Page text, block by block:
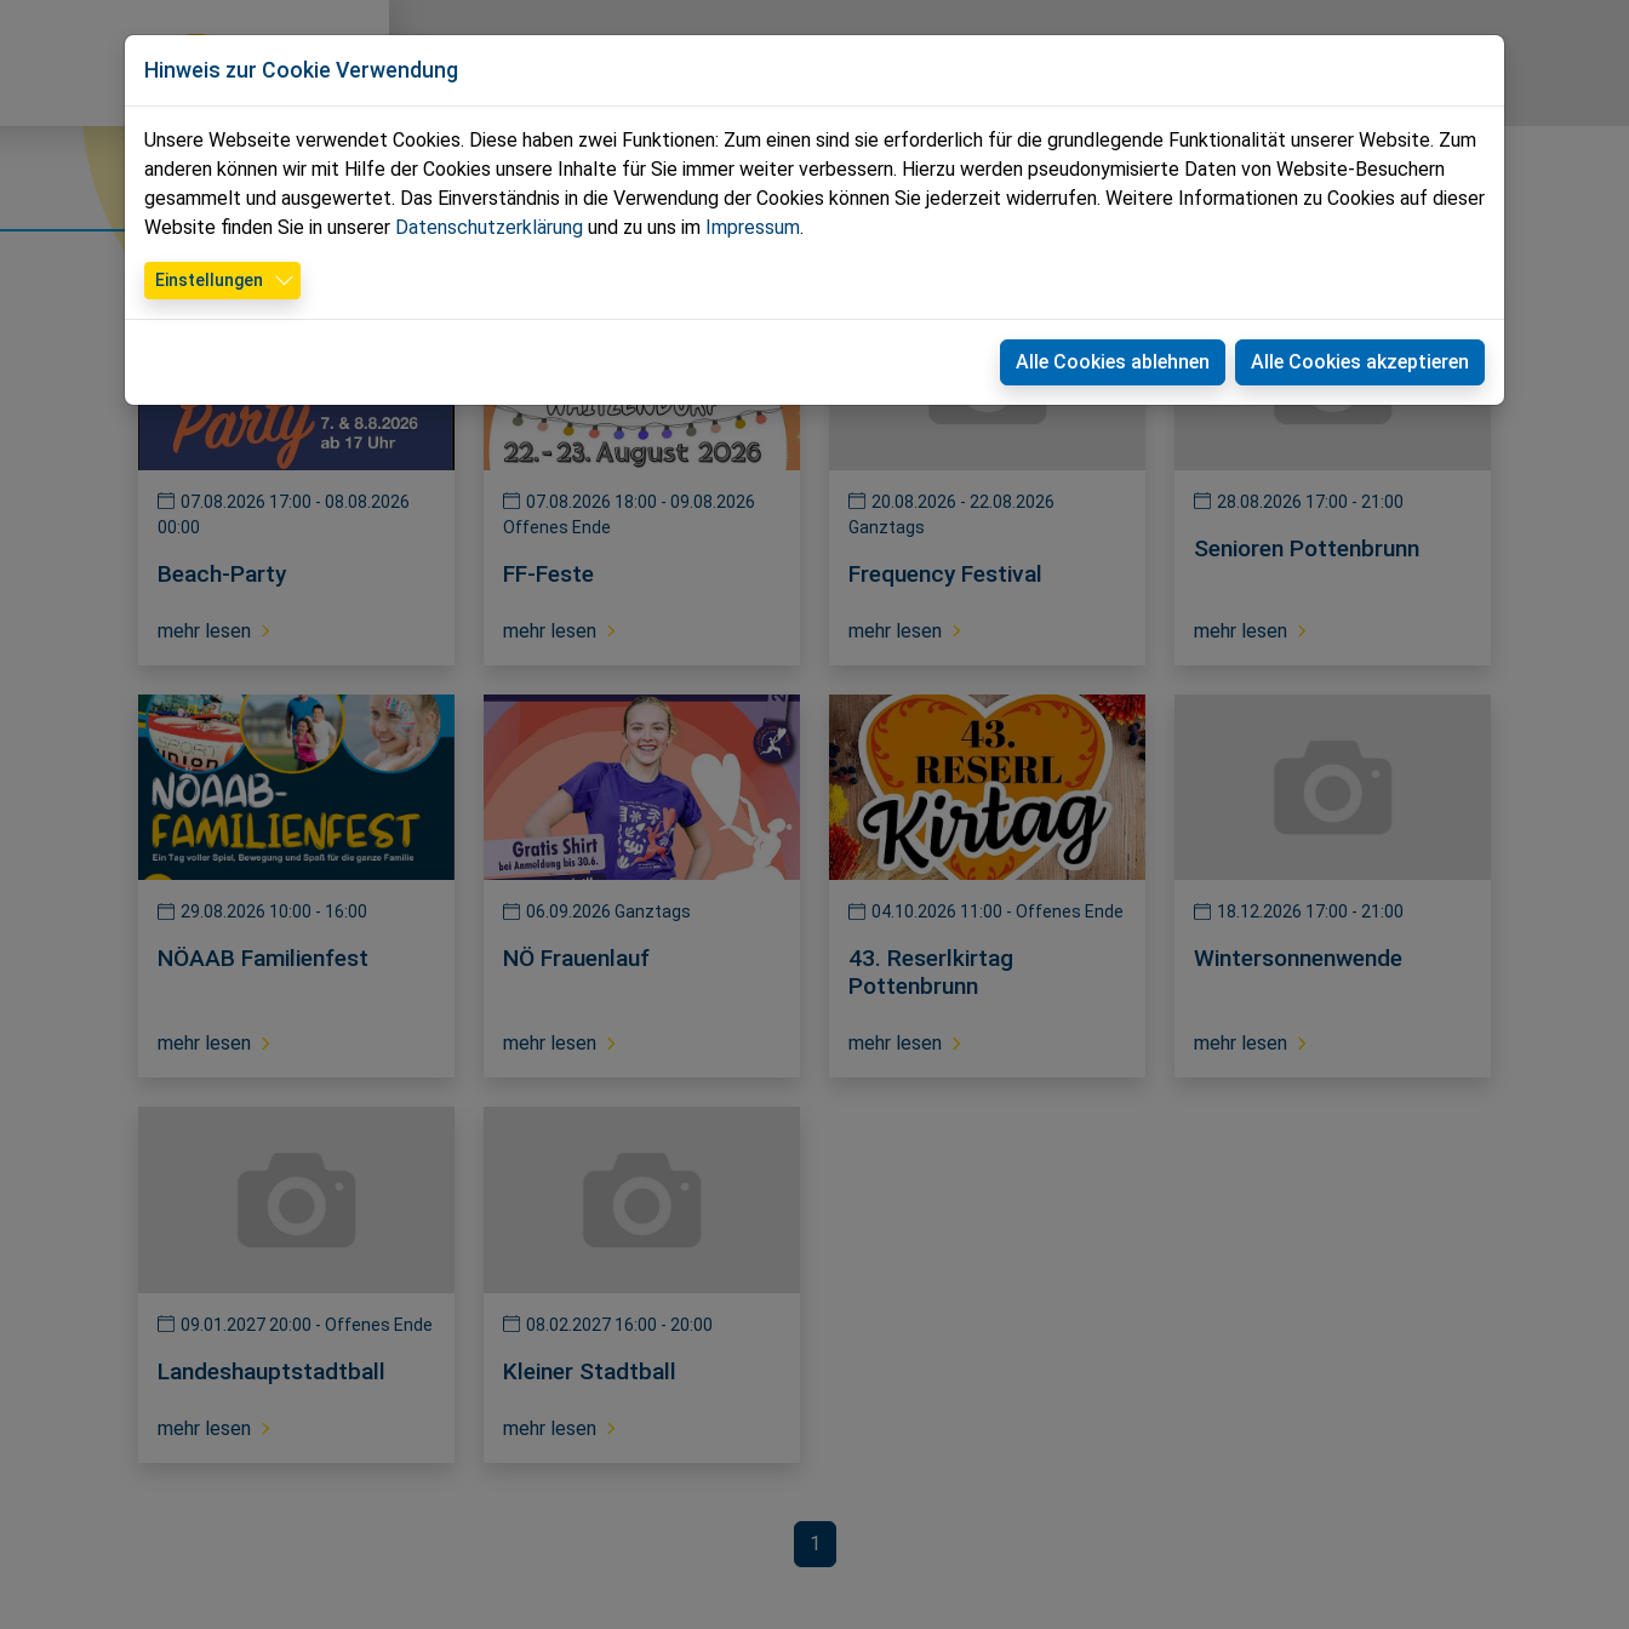
News
Termine
07.08.2026 17:00 - 08.08.2026
00:00
Beach-Party
mehr lesen
07.08.2026 18:00 - 09.08.2026
Offenes Ende
FF-Feste
mehr lesen
20.08.2026 - 22.08.2026
Ganztags
Frequency Festival
mehr lesen
28.08.2026 17:00 - 21:00
Senioren Pottenbrunn
mehr lesen
29.08.2026 10:00 - 16:00
NÖAAB Familienfest
mehr lesen
06.09.2026 Ganztags
NÖ Frauenlauf
mehr lesen
04.10.2026 11:00 - Offenes Ende
43. Reserlkirtag
Pottenbrunn
mehr lesen
18.12.2026 17:00 - 21:00
Wintersonnenwende
mehr lesen
09.01.2027 20:00 - Offenes Ende
Landeshauptstadtball
mehr lesen
08.02.2027 16:00 - 20:00
Kleiner Stadtball
mehr lesen
1
Hinweis zur Cookie Verwendung
Unsere Webseite verwendet Cookies. Diese haben zwei Funktionen: Zum einen sind sie erforderlich für die grundlegende Funktionalität unserer Website. Zum
anderen können wir mit Hilfe der Cookies unsere Inhalte für Sie immer weiter verbessern. Hierzu werden pseudonymisierte Daten von Website-Besuchern
gesammelt und ausgewertet. Das Einverständnis in die Verwendung der Cookies können Sie jederzeit widerrufen. Weitere Informationen zu Cookies auf dieser
Website finden Sie in unserer Datenschutzerklärung und zu uns im Impressum.
Einstellungen
Alle Cookies ablehnen Alle Cookies akzeptieren